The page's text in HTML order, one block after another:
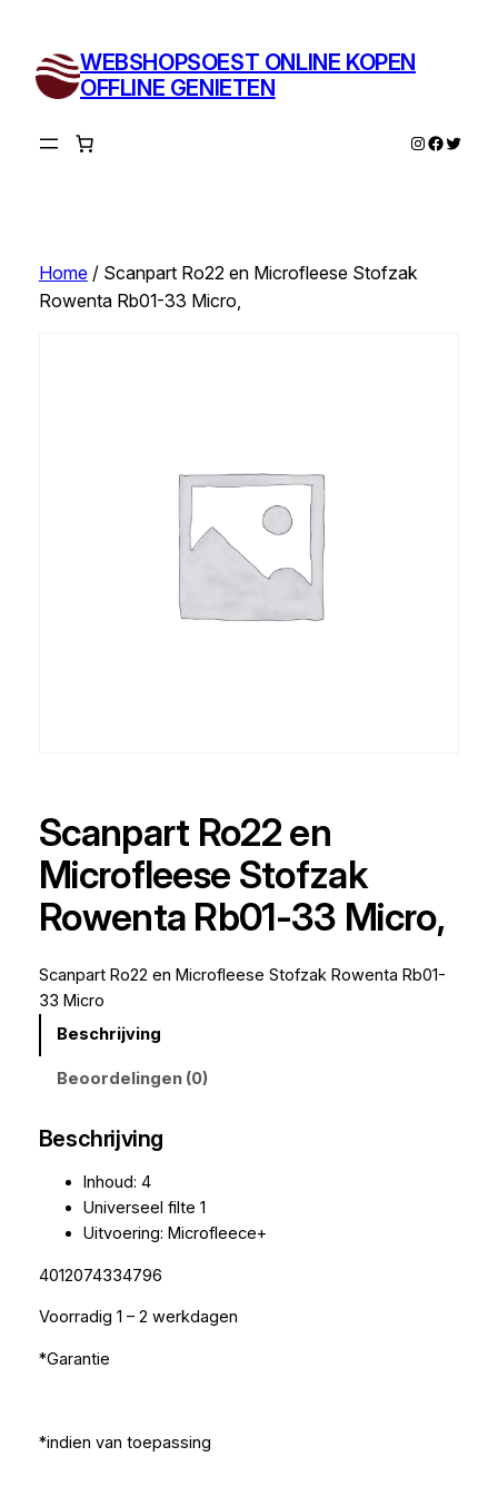
inhoud
WEBSHOPSOEST ONLINE KOPEN
OFFLINE GENIETEN
Instagram
Twitter
Home/ Scanpart Ro22 en Microfleese Stofzak
Rowenta Rb01-33 Micro,
Scanpart Ro22 en
Microfleese Stofzak
Rowenta Rb01-33 Micro,
Scanpart Ro22 en Microfleese Stofzak Rowenta Rb01-
33 Micro
Beschrijving
Beoordelingen (0)
Beschrijving
Inhoud: 4
Universeel filte 1
Uitvoering: Microfleece+
4012074334796
Voorradig 1 – 2 werkdagen
*Garantie
*indien van toepassing